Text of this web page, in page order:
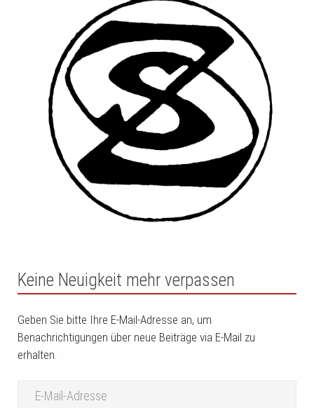
Keine Neuigkeit mehr verpassen
Geben Sie bitte Ihre E-Mail-Adresse an, um
Benachrichtigungen über neue Beiträge via E-Mail zu
erhalten.